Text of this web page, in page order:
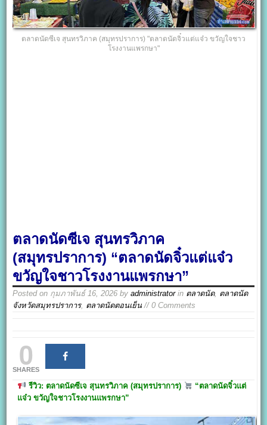
ตลาดนัดซีเจ สุนทรวิภาค (สมุทรปราการ) "ตลาดนัดจิ๋วแต่แจ๋ว ขวัญใจชาว
โรงงานแพรกษา"
ตลาดนัดซีเจ สุนทรวิภาค
(สมุทรปราการ) “ตลาดนัดจิ๋วแต่แจ๋ว
ขวัญใจชาวโรงงานแพรกษา”
Posted on กุมภาพันธ์ 16, 2026 byadministratorin ตลาดนัด, ตลาดนัด
จังหวัดสมุทรปราการ, ตลาดนัดตอนเย็น // 0 Comments
0
SHARES
รีวิว: ตลาดนัดซีเจ สุนทรวิภาค (สมุทรปราการ) “ตลาดนัดจิ๋วแต่
แจ๋ว ขวัญใจชาวโรงงานแพรกษา”